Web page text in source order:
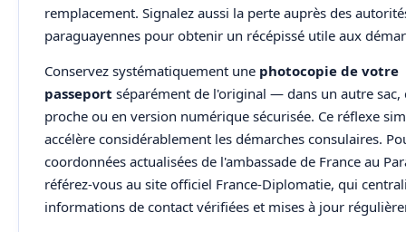
remplacement. Signalez aussi la perte auprès des
paraguayennes pour obtenir un récépissé utile aux
Conservez systématiquement une photocopie de votre
passeport séparément de l'original — dans un autre sac,
proche ou en version numérique sécurisée. Ce réflexe
accélère considérablement les démarches consulaires.
coordonnées actualisées de l'ambassade de France au
référez-vous au site officiel France-Diplomatie, qui
informations de contact vérifiées et mises à jour